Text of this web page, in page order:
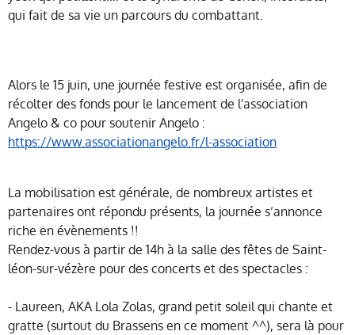
qui fait de sa vie un parcours du combattant.
Alors le 15 juin, une journée festive est organisée, afin de
récolter des fonds pour le lancement de l'association
Angelo & co pour soutenir Angelo :
https://www.associationangelo.fr/l-association
La mobilisation est générale, de nombreux artistes et
partenaires ont répondu présents, la journée s’annonce
riche en évènements !!
Rendez-vous à partir de 14h à la salle des fêtes de Saint-
léon-sur-vézère pour des concerts et des spectacles :
- Laureen, AKA Lola Zolas, grand petit soleil qui chante et
gratte (surtout du Brassens en ce moment ^^), sera là pour